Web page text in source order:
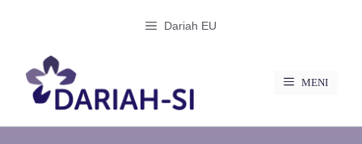
Dariah EU
MENI